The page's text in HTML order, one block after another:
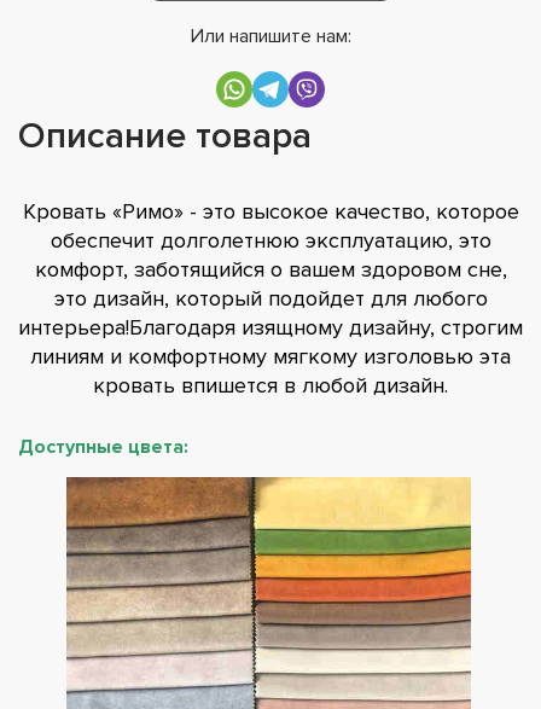
Или напишите нам:
Описание товара
Кровать «Римо» - это высокое качество, которое
обеспечит долголетнюю эксплуатацию, это
комфорт, заботящийся о вашем здоровом сне,
это дизайн, который подойдет для любого
интерьера!Благодаря изящному дизайну, строгим
линиям и комфортному мягкому изголовью эта
кровать впишется в любой дизайн.
Доступные цвета: